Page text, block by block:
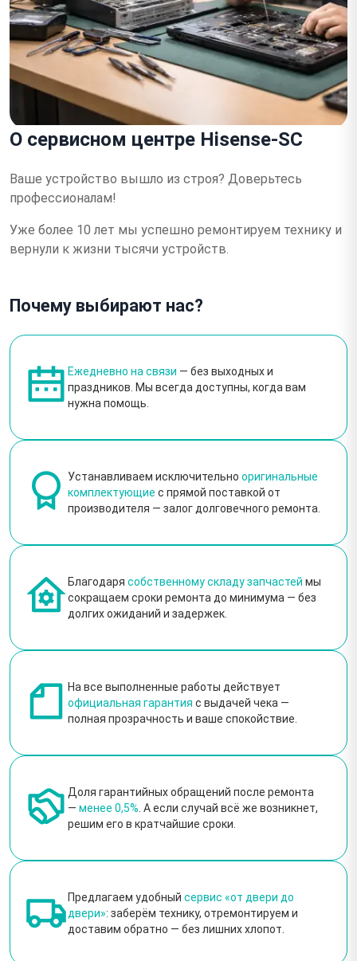
О сервисном центре Hisense-SC
Ваше устройство вышло из строя? Доверьтесь
профессионалам!
Уже более 10 лет мы успешно ремонтируем технику и
вернули к жизни тысячи устройств.
Почему выбирают нас?
Ежедневно на связи — без выходных и
праздников. Мы всегда доступны, когда вам
нужна помощь.
Устанавливаем исключительно оригинальные
комплектующие с прямой поставкой от
производителя — залог долговечного ремонта.
Благодаря собственному складу запчастей мы
сокращаем сроки ремонта до минимума — без
долгих ожиданий и задержек.
На все выполненные работы действует
официальная гарантия с выдачей чека —
полная прозрачность и ваше спокойствие.
Доля гарантийных обращений после ремонта
— менее 0,5% . А если случай всё же возникнет,
решим его в кратчайшие сроки.
Предлагаем удобный сервис «от двери до
двери»: заберём технику, отремонтируем и
доставим обратно — без лишних хлопот.